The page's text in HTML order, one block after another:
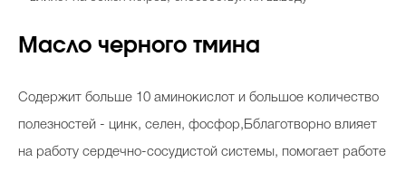
Масло черного тмина
Содержит больше 10 аминокислот и большое количество
полезностей - цинк, селен, фосфор,Бблаготворно влияет
на работу сердечно-сосудистой системы, помогает работе